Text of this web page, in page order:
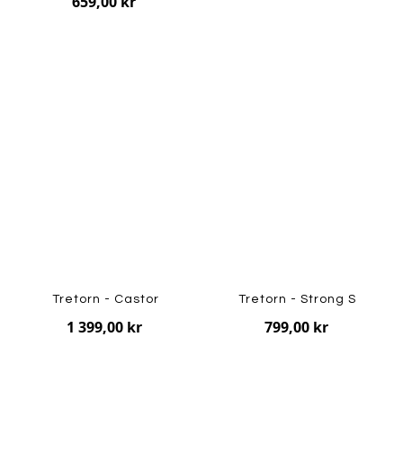
Tretorn - Castor
1 399,00 kr
Tretorn - Strong S
799,00 kr